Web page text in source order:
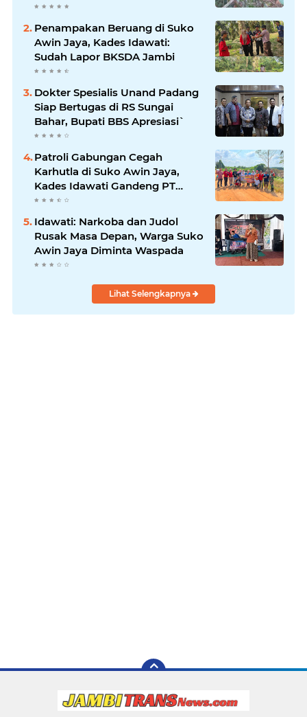
Penampakan Beruang di Suko
Awin Jaya, Kades Idawati:
Sudah Lapor BKSDA Jambi
Dokter Spesialis Unand Padang
Siap Bertugas di RS Sungai
Bahar, Bupati BBS Apresiasi`
Patroli Gabungan Cegah
Karhutla di Suko Awin Jaya,
Kades Idawati Gandeng PT
BBB-S, TNI dan BPD
Idawati: Narkoba dan Judol
Rusak Masa Depan, Warga Suko
Awin Jaya Diminta Waspada
Lihat Selengkapnya